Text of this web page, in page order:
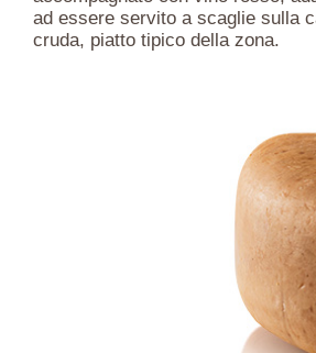
ad essere servito a scaglie sulla
cruda, piatto tipico della zona.